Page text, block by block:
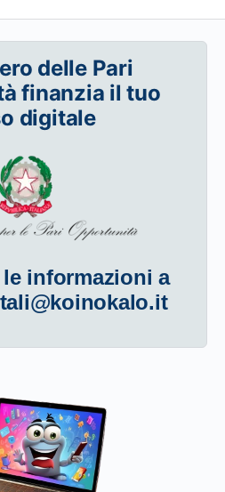
delle Pari
finanzia il tuo
digitale
informazioni a